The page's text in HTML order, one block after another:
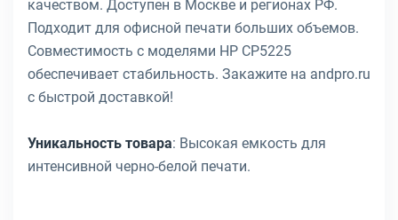
качеством. Доступен в Москве и регионах РФ.
Подходит для офисной печати больших объемов.
Совместимость с моделями HP CP5225
обеспечивает стабильность. Закажите на andpro.ru
с быстрой доставкой!
Уникальность товара: Высокая емкость для
интенсивной черно-белой печати.